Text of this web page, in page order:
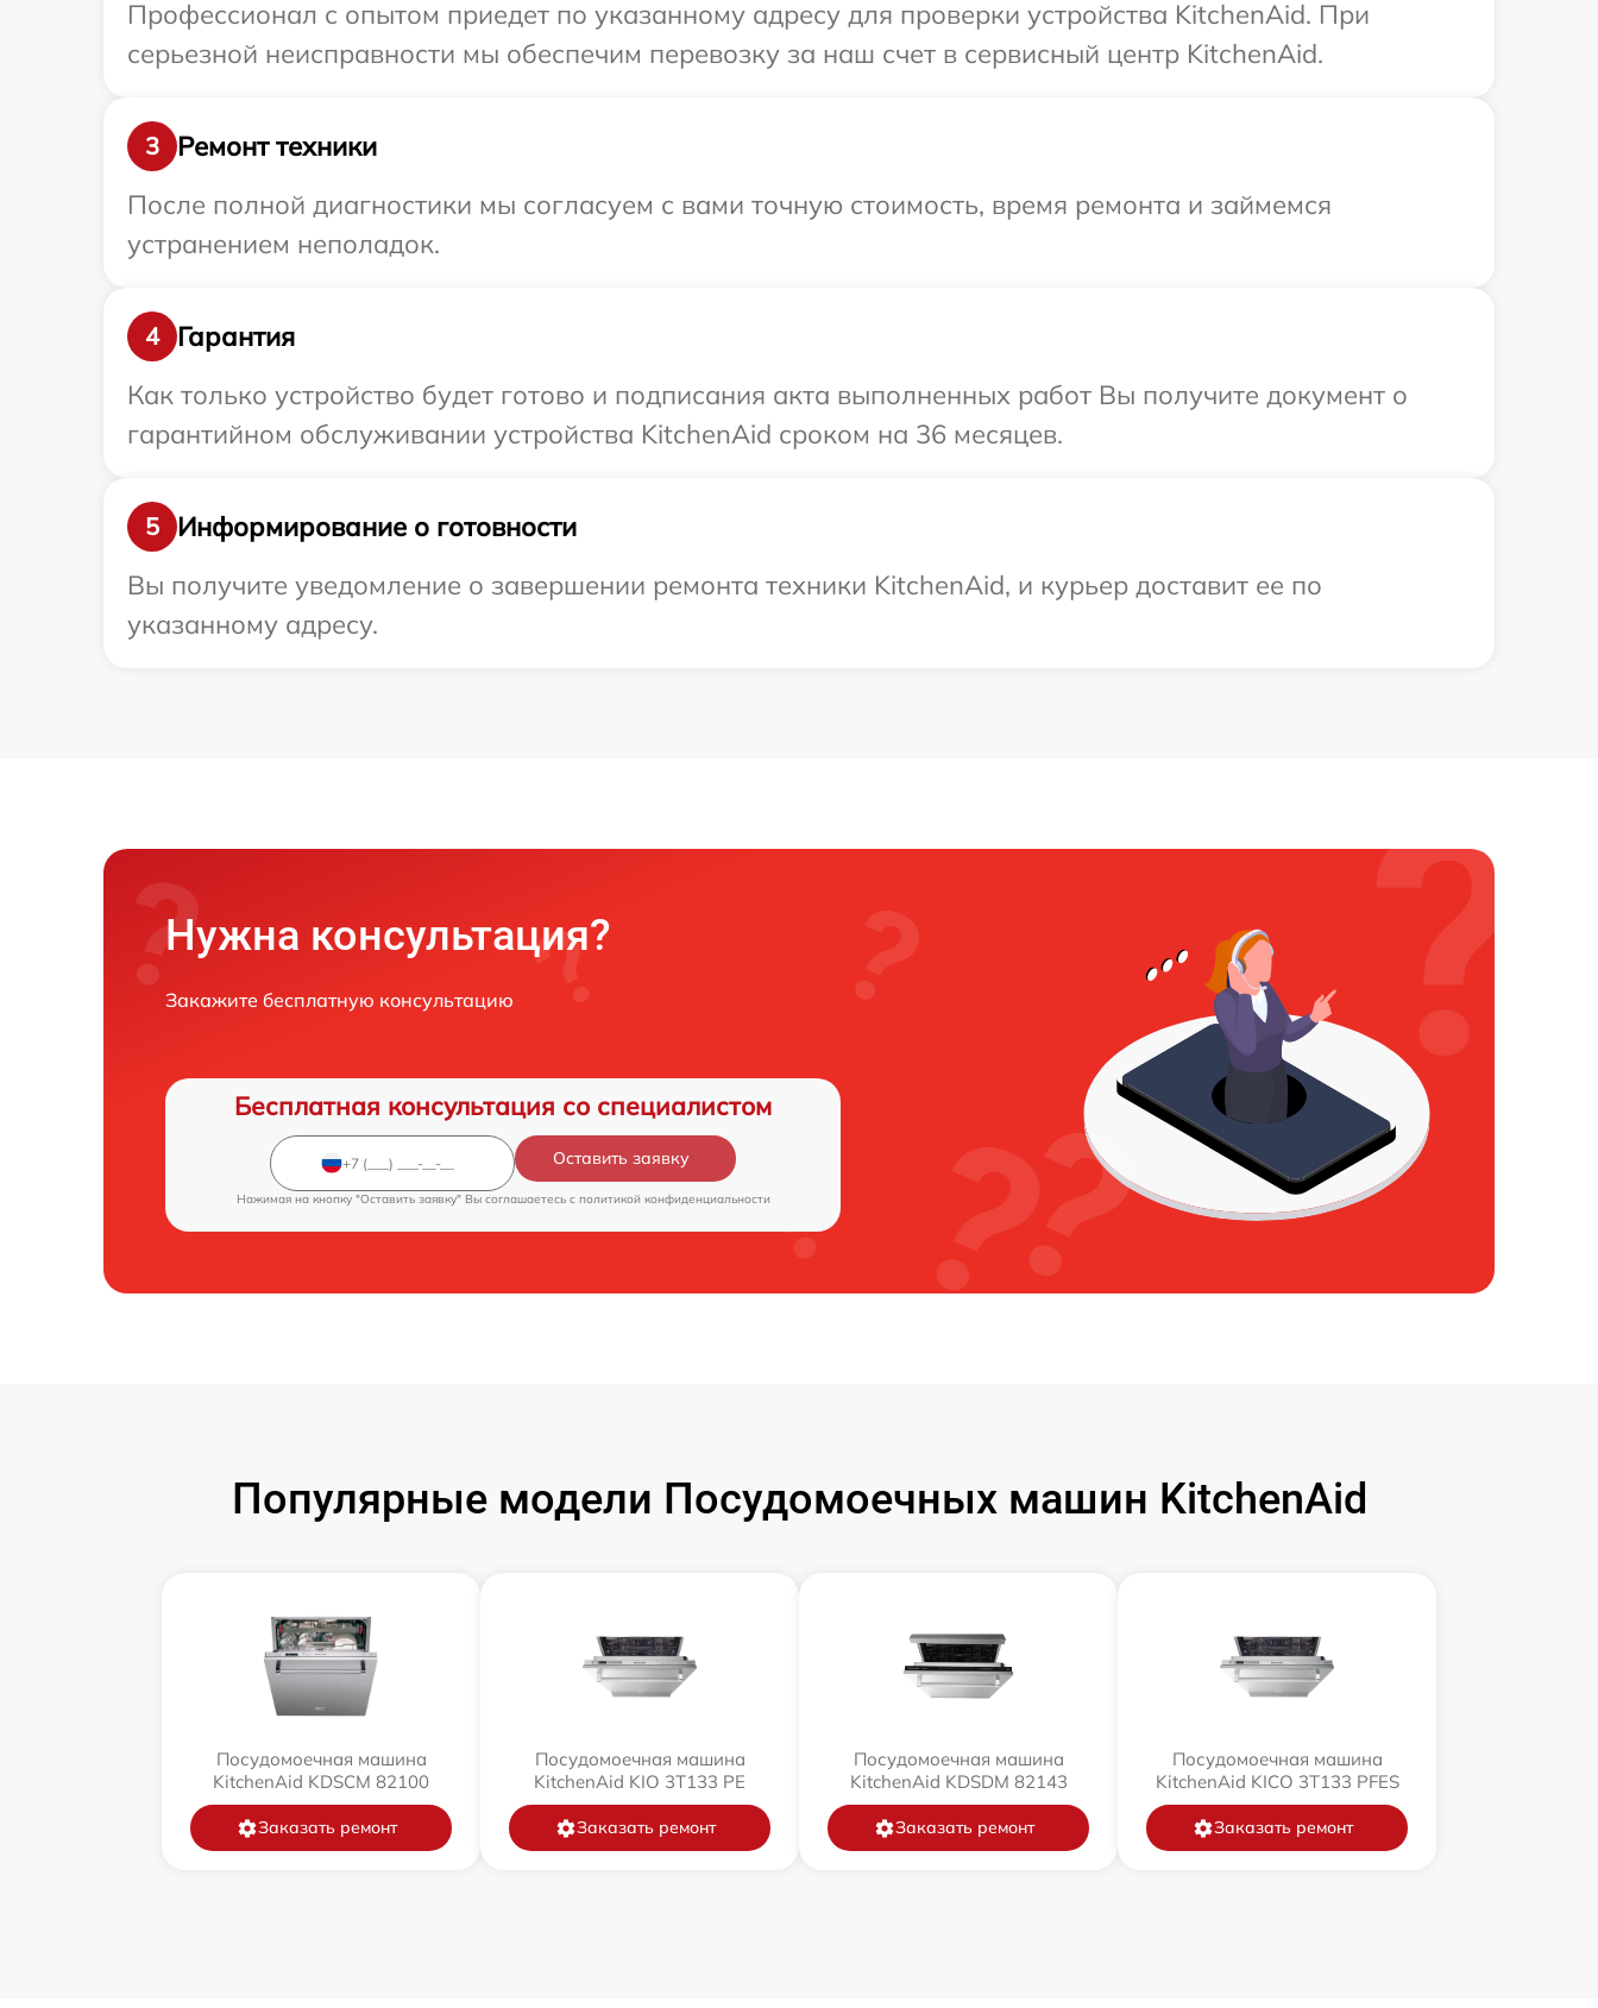
Профессионал с опытом приедет по указанному адресу для проверки устройства KitchenAid. При
серьезной неисправности мы обеспечим перевозку за наш счет в сервисный центр KitchenAid.
3
Ремонт техники
После полной диагностики мы согласуем с вами точную стоимость, время ремонта и займемся
устранением неполадок.
4
Гарантия
Как только устройство будет готово и подписания акта выполненных работ Вы получите документ о
гарантийном обслуживании устройства KitchenAid сроком на 36 месяцев.
5
Информирование о готовности
Вы получите уведомление о завершении ремонта техники KitchenAid, и курьер доставит ее по
указанному адресу.
Нужна консультация?
Закажите бесплатную консультацию
Бесплатная консультация со специалистом
Оставить заявку
Нажимая на кнопку "Оставить заявку" Вы соглашаетесь c политикой конфиденциальности
Популярные модели Посудомоечных машин KitchenAid
Посудомоечная машина
KitchenAid KDSCM 82100
Заказать ремонт
Посудомоечная машина
KitchenAid KIO 3T133 PE
Заказать ремонт
Посудомоечная машина
KitchenAid KDSDM 82143
Заказать ремонт
Посудомоечная машина
KitchenAid KICO 3T133 PFES
Заказать ремонт